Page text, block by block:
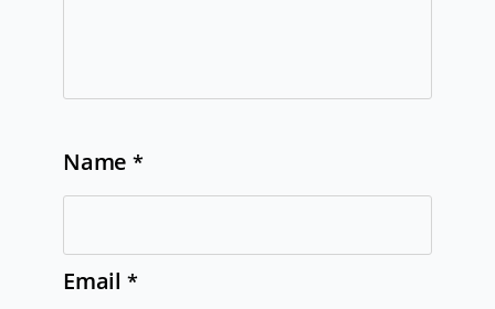
Name *
Email *